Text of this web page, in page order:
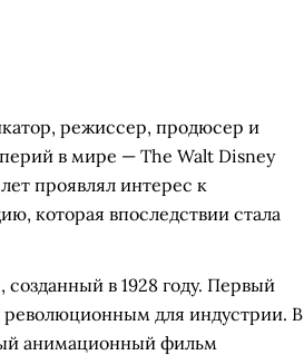
режиссер, продюсер и
в мире — The Walt Disney
проявлял интерес к
которая впоследствии стала
в 1928 году. Первый
революционным для индустрии. В
анимационный фильм